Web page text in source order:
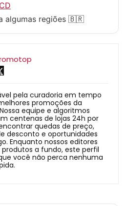
algumas regiões 🇧🇷
pela curadoria em tempo
promoções da
equipe e algoritmos
centenas de lojas 24h por
quedas de preço,
desconto e oportunidades
Enquanto nossos editores
a fundo, este perfil
você não perca nenhuma